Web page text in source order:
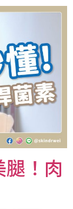
！肉